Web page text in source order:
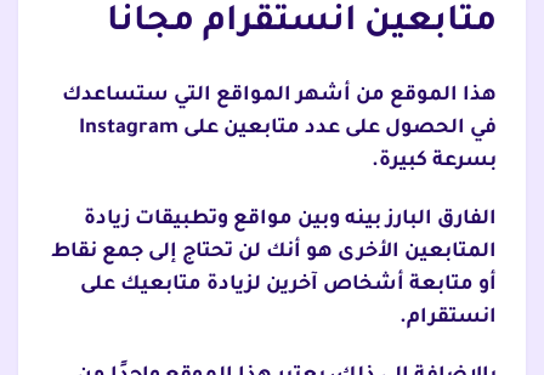
متابعين انستقرام مجانا
هذا الموقع من أشهر المواقع التي ستساعدك
في الحصول على عدد متابعين على Instagram
بسرعة كبيرة.
الفارق البارز بينه وبين مواقع وتطبيقات زيادة
المتابعين الأخرى هو أنك لن تحتاج إلى جمع نقاط
أو متابعة أشخاص آخرين لزيادة متابعيك على
انستقرام.